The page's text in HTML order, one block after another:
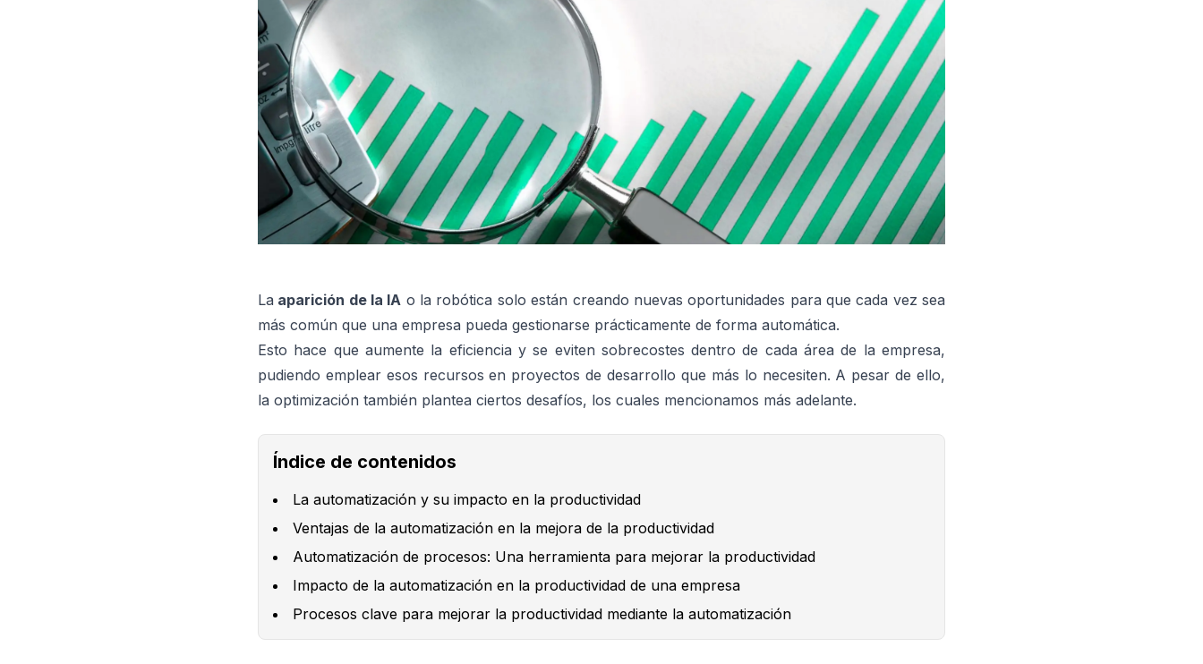
La aparición de la IA o la robótica solo están creando nuevas oportunidades para que cada vez sea
más común que una empresa pueda gestionarse prácticamente de forma automática.
Esto hace que aumente la eficiencia y se eviten sobrecostes dentro de cada área de la empresa,
pudiendo emplear esos recursos en proyectos de desarrollo que más lo necesiten. A pesar de ello,
la optimización también plantea ciertos desafíos, los cuales mencionamos más adelante.
Índice de contenidos
La automatización y su impacto en la productividad
Ventajas de la automatización en la mejora de la productividad
Automatización de procesos: Una herramienta para mejorar la productividad
Impacto de la automatización en la productividad de una empresa
Procesos clave para mejorar la productividad mediante la automatización